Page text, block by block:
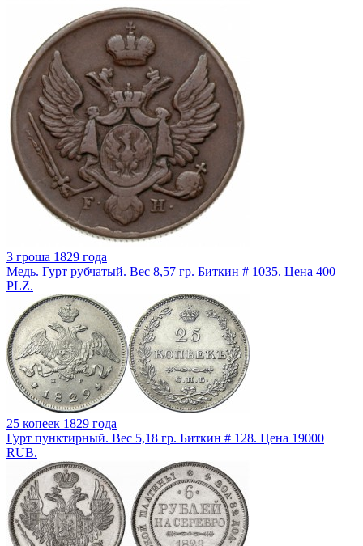
3 гроша 1829 года
Медь. Гурт рубчатый. Вес 8,57 гр. Биткин # 1035. Цена 400
PLZ.
25 копеек 1829 года
Гурт пунктирный. Вес 5,18 гр. Биткин # 128. Цена 19000
RUB.